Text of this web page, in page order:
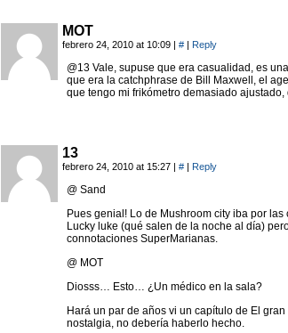
MOT
febrero 24, 2010 at 10:09 | # | Reply
@13 Vale, supuse que era casualidad, es
que era la catchphrase de Bill Maxwell, el
que tengo mi frikómetro demasiado
13
febrero 24, 2010 at 15:27 | # | Reply
@ Sand
Pues genial! Lo de Mushroom city iba por
Lucky luke (qué salen de la noche al día)
connotaciones SuperMarianas.
@ MOT
Diosss… Esto… ¿Un médico en la sala?
Hará un par de años vi un capítulo de El
nostalgia, no debería haberlo hecho.